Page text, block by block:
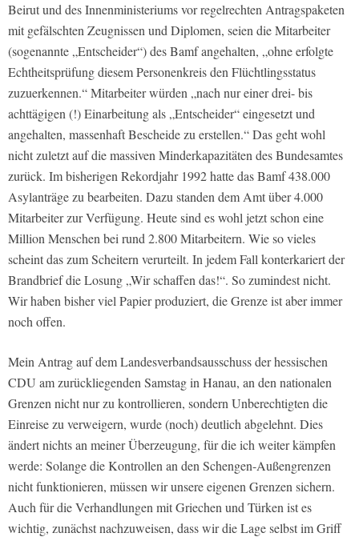
Beirut und des Innenministeriums vor regelrechten Antragspaketen
mit gefälschten Zeugnissen und Diplomen, seien die Mitarbeiter
(sogenannte „Entscheider“) des Bamf angehalten, „ohne erfolgte
Echtheitsprüfung diesem Personenkreis den Flüchtlingsstatus
zuzuerkennen.“ Mitarbeiter würden „nach nur einer drei- bis
achttägigen (!) Einarbeitung als „Entscheider“ eingesetzt und
angehalten, massenhaft Bescheide zu erstellen.“ Das geht wohl
nicht zuletzt auf die massiven Minderkapazitäten des Bundesamtes
zurück. Im bisherigen Rekordjahr 1992 hatte das Bamf 438.000
Asylanträge zu bearbeiten. Dazu standen dem Amt über 4.000
Mitarbeiter zur Verfügung. Heute sind es wohl jetzt schon eine
Million Menschen bei rund 2.800 Mitarbeitern. Wie so vieles
scheint das zum Scheitern verurteilt. In jedem Fall konterkariert der
Brandbrief die Losung „Wir schaffen das!“. So zumindest nicht.
Wir haben bisher viel Papier produziert, die Grenze ist aber immer
noch offen.
Mein Antrag auf dem Landesverbandsausschuss der hessischen
CDU am zurückliegenden Samstag in Hanau, an den nationalen
Grenzen nicht nur zu kontrollieren, sondern Unberechtigten die
Einreise zu verweigern, wurde (noch) deutlich abgelehnt. Dies
ändert nichts an meiner Überzeugung, für die ich weiter kämpfen
werde: Solange die Kontrollen an den Schengen-Außengrenzen
nicht funktionieren, müssen wir unsere eigenen Grenzen sichern.
Auch für die Verhandlungen mit Griechen und Türken ist es
wichtig, zunächst nachzuweisen, dass wir die Lage selbst im Griff